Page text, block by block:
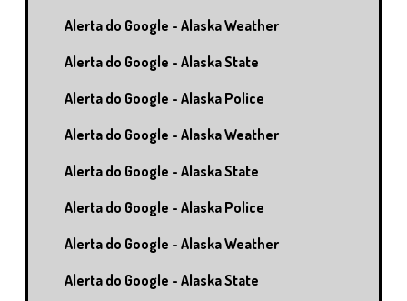
Alerta do Google - Alaska Weather
Alerta do Google - Alaska State
Alerta do Google - Alaska Police
Alerta do Google - Alaska Weather
Alerta do Google - Alaska State
Alerta do Google - Alaska Police
Alerta do Google - Alaska Weather
Alerta do Google - Alaska State